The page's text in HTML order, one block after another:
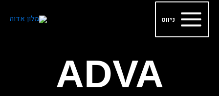
דילוג Main
Menu
ניווט
ADVA